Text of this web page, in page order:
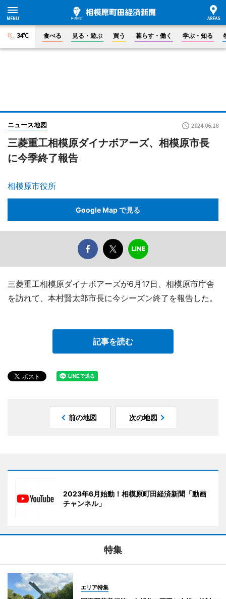
34°C 食べる 見る・遊ぶ 買う 暮らす・働く 学ぶ・知る
ニュース地図 2024.06.18
三菱重工相模原ダイナボアーズ、相模原市長
に今季終了報告
相模原市役所
Google Map で見る
三菱重工相模原ダイナボアーズが6月17日、相模原市庁舎
を訪れて、本村賢太郎市長に今シーズン終了を報告した。
記事を読む
前の地図 次の地図
2023年6月始動！相模原町田経済新聞「動画
チャンネル」
特集
エリア特集